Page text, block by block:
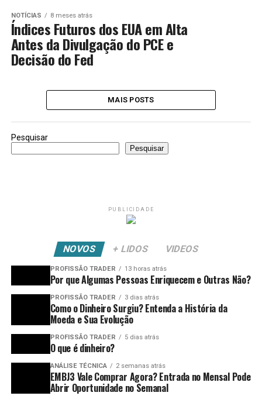
NOTÍCIAS 8 meses atrás
Índices Futuros dos EUA em Alta
Antes da Divulgação do PCE e
Decisão do Fed
MAIS POSTS
Pesquisar
Pesquisar
PUBLICIDADE
NOVOS + LIDOS VIDEOS
PROFISSÃO TRADER 13 horas atrás
Por que Algumas Pessoas Enriquecem e Outras Não?
PROFISSÃO TRADER 3 dias atrás
Como o Dinheiro Surgiu? Entenda a História da
Moeda e Sua Evolução
PROFISSÃO TRADER 5 dias atrás
O que é dinheiro?
ANÁLISE TÉCNICA 2 semanas atrás
EMBJ3 Vale Comprar Agora? Entrada no Mensal Pode
Abrir Oportunidade no Semanal